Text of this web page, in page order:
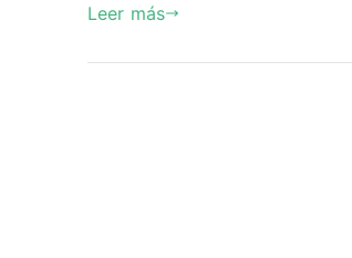
Leer más